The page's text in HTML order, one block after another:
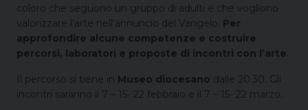
coloro che seguono un gruppo di adulti e che vogliono
valorizzare l’arte nell’annuncio del Vangelo. Per
approfondire alcune competenze e costruire
percorsi, laboratori e proposte di incontri con l’arte
Il percorso si tiene in Museo diocesano dalle 20.30. Gli
incontri saranno il 7 – 15- 22 febbraio e il 7 – 15- 22 marzo.